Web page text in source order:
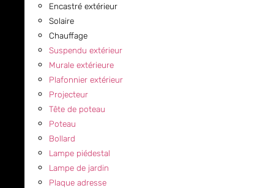
Encastré extérieur
Solaire
Chauffage
Suspendu extérieur
Murale extérieure
Plafonnier extérieur
Projecteur
Tête de poteau
Poteau
Bollard
Lampe piédestal
Lampe de jardin
Plaque adresse